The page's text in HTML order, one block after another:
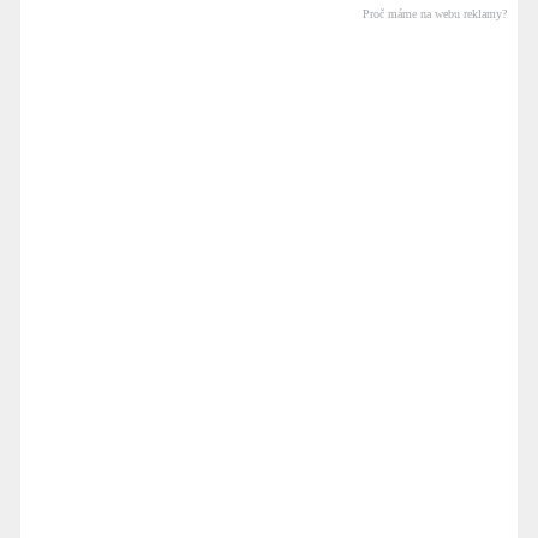
Proč máme na webu reklamy?